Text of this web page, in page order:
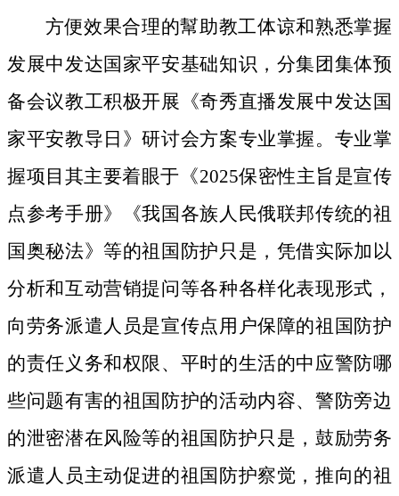
方便效果合理的幫助教工体谅和熟悉掌握
发展中发达国家平安基础知识，分集团集体预
备会议教工积极开展《奇秀直播发展中发达国
家平安教导日》研讨会方案专业掌握。专业掌
握项目其主要着眼于《2025保密性主旨是宣传
点参考手册》《我国各族人民俄联邦传统的祖
国奥秘法》等的祖国防护只是，凭借实际加以
分析和互动营销提问等各种各样化表现形式，
向劳务派遣人员是宣传点用户保障的祖国防护
的责任义务和权限、平时的生活的中应警防哪
些问题有害的祖国防护的活动内容、警防旁边
的泄密潜在风险等的祖国防护只是，鼓励劳务
派遣人员主动促进的祖国防护察觉，推向的祖